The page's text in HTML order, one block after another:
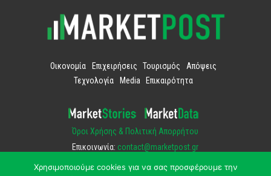
Οικονομία Επιχειρήσεις Τουρισμός
Απόψεις
Τεχνολογία
Media Επικαιρότητα
Όροι Χρήσης & Πολιτική Απορρήτου
Επικοινωνία: contact@marketpost.gr
Χρησιμοποιούμε cookies για να σας προσφέρουμε την